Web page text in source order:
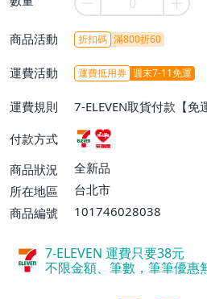
商品活動 折扣碼 滿800折60
運費活動 運費抵用券 週末7-11免運
運費規則
7-ELEVEN取貨付款【免
貨付款【免運費】
付款方式
商品狀況
全新品
所在地區
台北市
商品編號
101746028038
7-ELEVEN 運費只要38元
不限金額、筆數，筆筆優惠